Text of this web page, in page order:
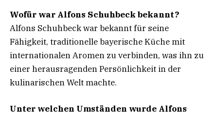
Wofür war Alfons Schuhbeck bekannt?
Alfons Schuhbeck war bekannt für seine
Fähigkeit, traditionelle bayerische Küche mit
internationalen Aromen zu verbinden, was ihn zu
einer herausragenden Persönlichkeit in der
kulinarischen Welt machte.
Unter welchen Umständen wurde Alfons